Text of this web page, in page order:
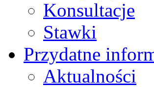
Konsultacje
Stawki
Przydatne
Aktualności